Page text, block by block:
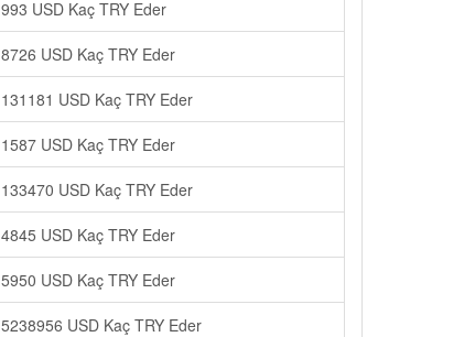
993 USD Kaç TRY Eder
8726 USD Kaç TRY Eder
131181 USD Kaç TRY Eder
1587 USD Kaç TRY Eder
133470 USD Kaç TRY Eder
4845 USD Kaç TRY Eder
5950 USD Kaç TRY Eder
5238956 USD Kaç TRY Eder